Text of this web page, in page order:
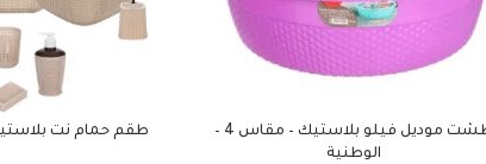
طشت موديل فيلو بلاستيك – مقاس 4 –
الوطنية
طقم حمام نت بلاستيك – 10 قطع –